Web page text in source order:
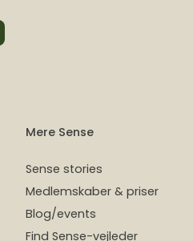
Mere Sense
Sense stories
Medlemskaber & priser
Blog/events
Find Sense-vejleder